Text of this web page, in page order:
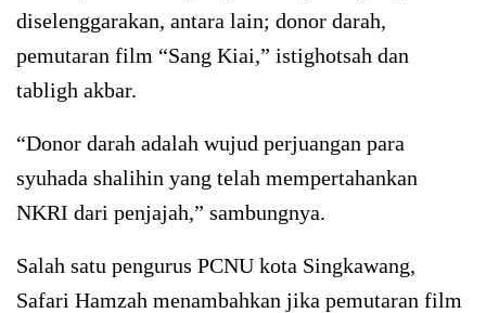
diselenggarakan, antara lain; donor darah,
pemutaran film “Sang Kiai,” istighotsah dan
tabligh akbar.
“Donor darah adalah wujud perjuangan para
syuhada shalihin yang telah mempertahankan
NKRI dari penjajah,” sambungnya.
Salah satu pengurus PCNU kota Singkawang,
Safari Hamzah menambahkan jika pemutaran film